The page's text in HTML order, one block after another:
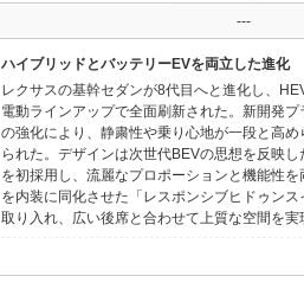
---
ハイブリッドとバッテリーEVを両立した進化
レクサスの基幹セダンが8代目へと進化し、
電動ラインアップで全面刷新された。新開発
の強化により、静粛性や乗り心地が一段と高
られた。デザインは次世代BEVの思想を反映
を初採用し、流麗なプロポーションと機能性
を内装に同化させた「レスポンシブヒドゥン
取り入れ、広い後席と合わせて上質な空間を